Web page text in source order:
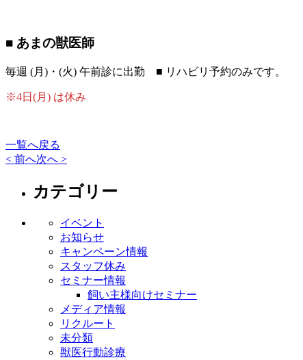
■ あまの獣医師
毎週 (月)・(火) 午前診に出勤 ■ リハビリ予約のみです。
※4日(月) は休み
一覧へ戻る
< 前へ次へ >
カテゴリー
イベント
お知らせ
キャンペーン情報
スタッフ休み
セミナー情報
飼い主様向けセミナー
メディア情報
リクルート
未分類
獣医行動診療